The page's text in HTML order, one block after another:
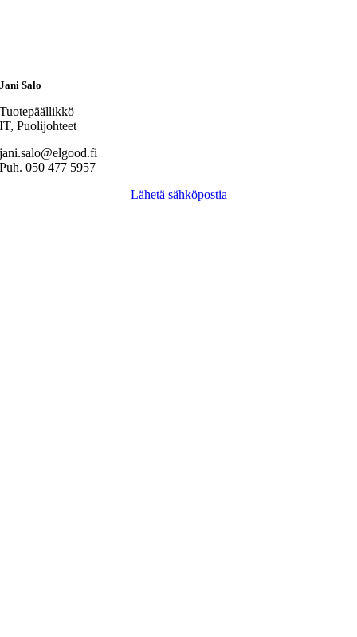
Jani Salo
Tuotepäällikkö
IT, Puolijohteet
jani.salo@elgood.fi
Puh. 050 477 5957
Lähetä sähköpostia